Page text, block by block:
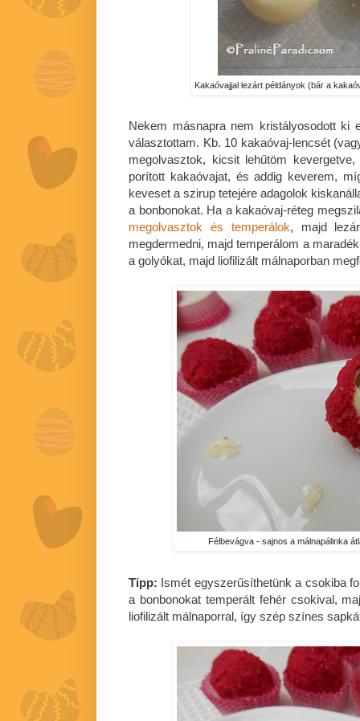
Kakaóvajjal lezárt példányok (bár a
Nekem másnapra nem kristályosodott ki
választottam. Kb. 10 kakaóvaj-lencsét
megolvasztok, kicsit lehűtöm
porított kakaóvajat, és addig keverem,
keveset a szirup tetejére adagolok
a bonbonokat. Ha a kakaóvaj-réteg
megolvasztok és temperálok, majd
megdermedni, majd temperálom a
a golyókat, majd liofilizált málnaporban
Félbevágva - sajnos a málnapálinka
Tipp: Ismét egyszerűsíthetünk a csokiba
a bonbonokat temperált fehér csokival,
liofilizált málnaporral, így szép színes